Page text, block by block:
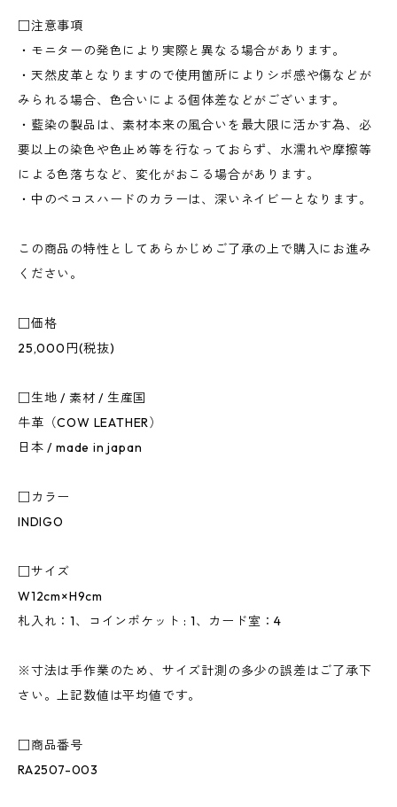
□注意事項
・モニターの発色により実際と異なる場合があります。
・天然皮革となりますので使用箇所によりシボ感や傷などが
みられる場合、色合いによる個体差などがございます。
・藍染の製品は、素材本来の風合いを最大限に活かす為、必
要以上の染色や色止め等を行なっておらず、水濡れや摩擦等
による色落ちなど、変化がおこる場合があります。
・中のペコスハードのカラーは、深いネイビーとなります。
この商品の特性としてあらかじめご了承の上で購入にお進み
ください。
□価格
25,000円(税抜)
□生地 / 素材 / 生産国
牛革（COW LEATHER）
日本 / made in japan
□カラー
INDIGO
□サイズ
W12cm×H9cm
札入れ：1、コインポケット : 1、カード室：4
※寸法は手作業のため、サイズ計測の多少の誤差はご了承下
さい。上記数値は平均値です。
□商品番号
RA2507-003